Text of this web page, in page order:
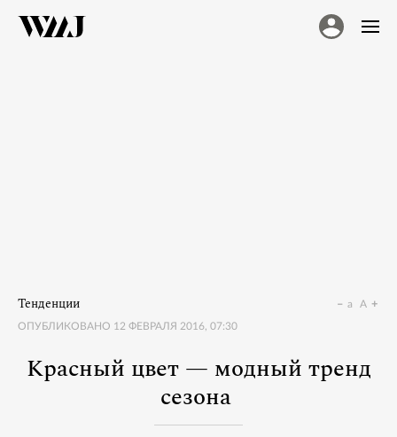
Тенденции
ОПУБЛИКОВАНО 12 ФЕВРАЛЯ 2016, 07:30
a A
Красный цвет — модный тренд
сезона